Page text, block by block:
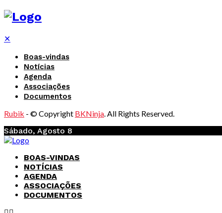
✕
Boas-vindas
Notícias
Agenda
Associações
Documentos
Rubik - © Copyright BKNinja. All Rights Reserved.
Sábado, Agosto 8
BOAS-VINDAS
NOTÍCIAS
AGENDA
ASSOCIAÇÕES
DOCUMENTOS